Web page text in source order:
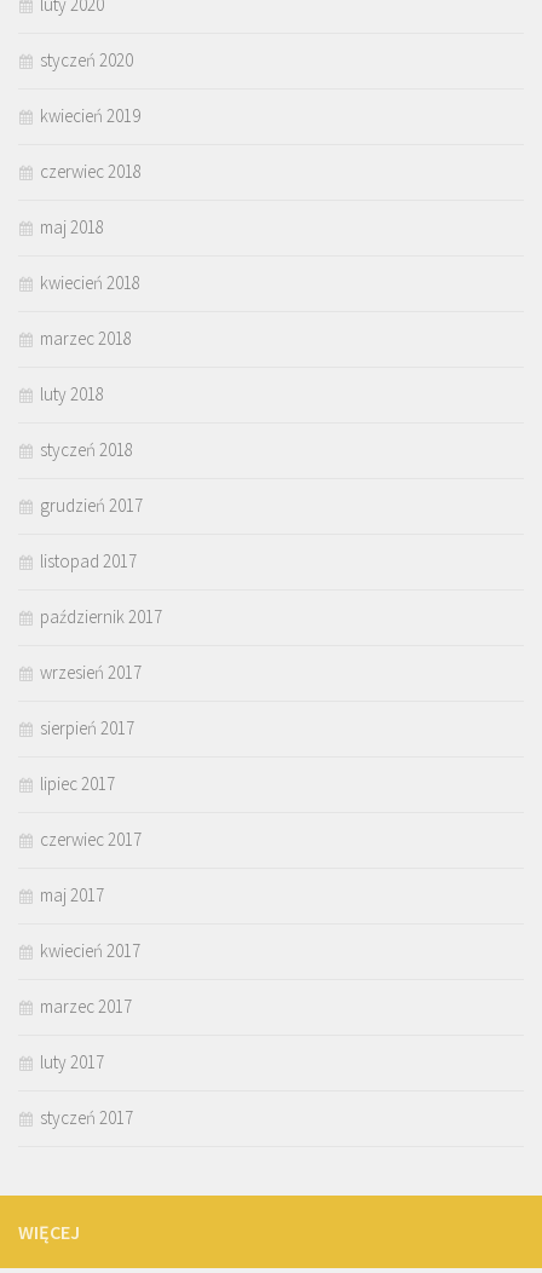
luty 2020
styczeń 2020
kwiecień 2019
czerwiec 2018
maj 2018
kwiecień 2018
marzec 2018
luty 2018
styczeń 2018
grudzień 2017
listopad 2017
październik 2017
wrzesień 2017
sierpień 2017
lipiec 2017
czerwiec 2017
maj 2017
kwiecień 2017
marzec 2017
luty 2017
styczeń 2017
WIĘCEJ